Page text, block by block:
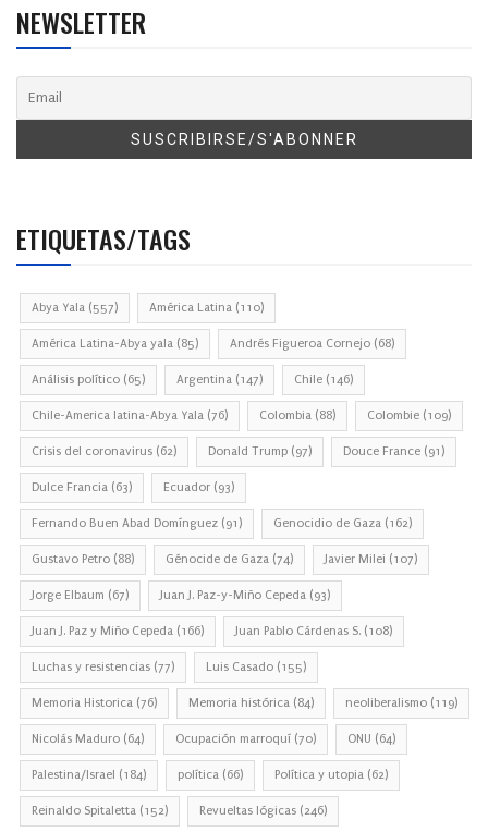
NEWSLETTER
ETIQUETAS/TAGS
Abya Yala (557) América Latina (110)
América Latina-Abya yala (85) Andrés Figueroa Cornejo (68)
Análisis político (65) Argentina (147) Chile (146)
Chile-America latina-Abya Yala (76) Colombia (88) Colombie (109)
Crisis del coronavirus (62) Donald Trump (97) Douce France (91)
Dulce Francia (63) Ecuador (93)
Fernando Buen Abad Domínguez (91) Genocidio de Gaza (162)
Gustavo Petro (88) Génocide de Gaza (74) Javier Milei (107)
Jorge Elbaum (67) Juan J. Paz-y-Miño Cepeda (93)
Juan J. Paz y Miño Cepeda (166) Juan Pablo Cárdenas S. (108)
Luchas y resistencias (77) Luis Casado (155)
Memoria Historica (76) Memoria histórica (84) neoliberalismo (119)
Nicolás Maduro (64) Ocupación marroquí (70) ONU (64)
Palestina/Israel (184) política (66) Política y utopia (62)
Reinaldo Spitaletta (152) Revueltas lógicas (246)